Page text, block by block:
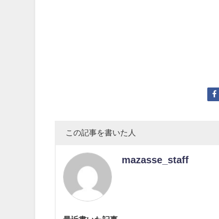
この記事を書いた人
mazasse_staff